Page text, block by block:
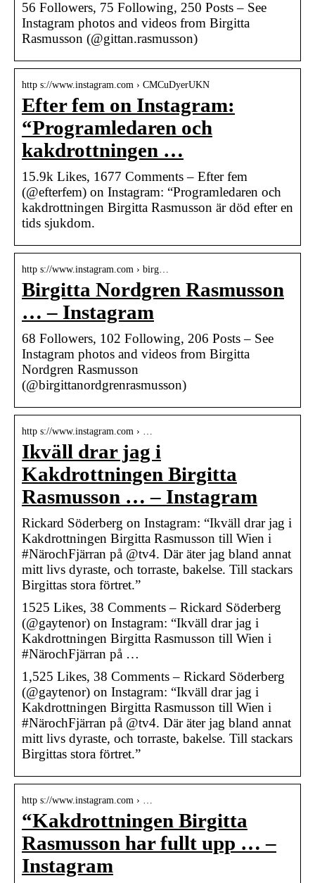
56 Followers, 75 Following, 250 Posts – See
Instagram photos and videos from Birgitta
Rasmusson (@gittan.rasmusson)
http s://www.instagram.com › CMCuDyerUKN
Efter fem on Instagram:
“Programledaren och
kakdrottningen …
15.9k Likes, 1677 Comments – Efter fem
(@efterfem) on Instagram: “Programledaren och
kakdrottningen Birgitta Rasmusson är död efter en
tids sjukdom.
http s://www.instagram.com › birg…
Birgitta Nordgren Rasmusson
… – Instagram
68 Followers, 102 Following, 206 Posts – See
Instagram photos and videos from Birgitta
Nordgren Rasmusson
(@birgittanordgrenrasmusson)
http s://www.instagram.com › …
Ikväll drar jag i
Kakdrottningen Birgitta
Rasmusson … – Instagram
Rickard Söderberg on Instagram: “Ikväll drar jag i
Kakdrottningen Birgitta Rasmusson till Wien i
#NärochFjärran på @tv4. Där äter jag bland annat
mitt livs dyraste, och torraste, bakelse. Till stackars
Birgittas stora förtret.”
1525 Likes, 38 Comments – Rickard Söderberg
(@gaytenor) on Instagram: “Ikväll drar jag i
Kakdrottningen Birgitta Rasmusson till Wien i
#NärochFjärran på …
1,525 Likes, 38 Comments – Rickard Söderberg
(@gaytenor) on Instagram: “Ikväll drar jag i
Kakdrottningen Birgitta Rasmusson till Wien i
#NärochFjärran på @tv4. Där äter jag bland annat
mitt livs dyraste, och torraste, bakelse. Till stackars
Birgittas stora förtret.”
http s://www.instagram.com › …
“Kakdrottningen Birgitta
Rasmusson har fullt upp … –
Instagram